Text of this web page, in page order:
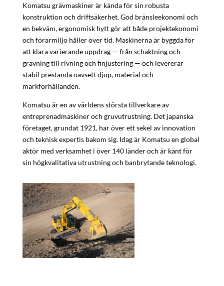
Komatsu grävmaskiner är kända för sin robusta
konstruktion och driftsäkerhet. God bränsleekonomi och
en bekväm, ergonomisk hytt gör att både projektekonomi
och förarmiljö håller över tid. Maskinerna är byggda för
att klara varierande uppdrag — från schaktning och
grävning till rivning och finjustering — och levererar
stabil prestanda oavsett djup, material och
markförhållanden.
Komatsu är en av världens största tillverkare av
entreprenadmaskiner och gruvutrustning. Det japanska
företaget, grundat 1921, har över ett sekel av innovation
och teknisk expertis bakom sig. Idag är Komatsu en global
aktör med verksamhet i över 140 länder och är känt för
sin högkvalitativa utrustning och banbrytande teknologi.